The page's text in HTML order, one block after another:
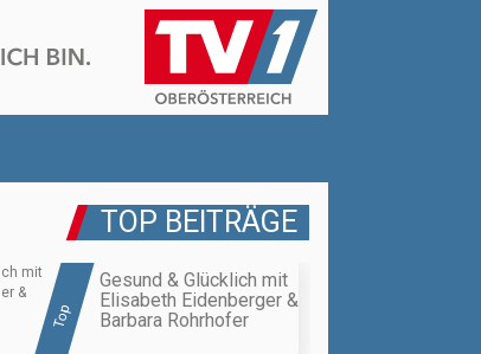
TOP BEITRÄGE
Top
Gesund & Glücklich mit
Elisabeth Eidenberger &
Barbara Rohrhofer